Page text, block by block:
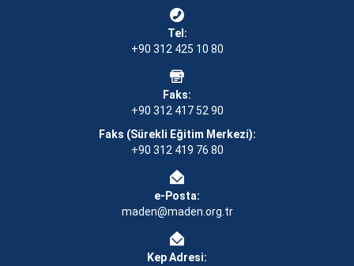
Tel:
+90 312 425 10 80
Faks:
+90 312 417 52 90
Faks (Sürekli Eğitim Merkezi):
+90 312 419 76 80
e-Posta:
maden@maden.org.tr
Kep Adresi: